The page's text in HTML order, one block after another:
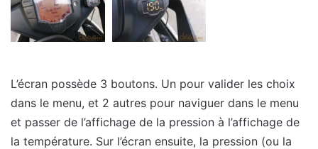
L’écran possède 3 boutons. Un pour valider les choix
dans le menu, et 2 autres pour naviguer dans le menu
et passer de l’affichage de la pression à l’affichage de
la température. Sur l’écran ensuite, la pression (ou la